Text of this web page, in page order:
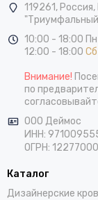
119261, Россия,
10:00 - 18:00
12:00 - 18:00
Внимание!
по
ООО Деймос
ИНН:
ОГРН:
Каталог
Дизайнерские